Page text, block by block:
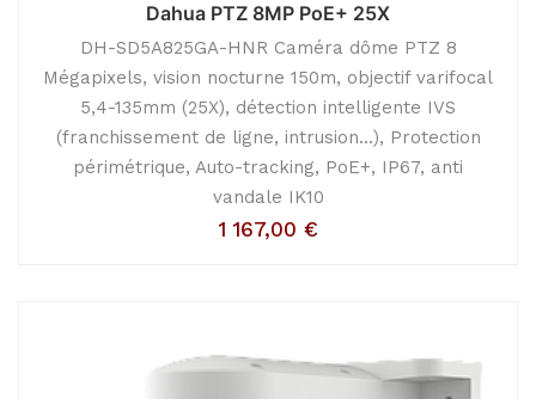
Dahua PTZ 8MP PoE+ 25X
DH-SD5A825GA-HNR Caméra dôme PTZ 8
Mégapixels, vision nocturne 150m, objectif varifocal
5,4-135mm (25X), détection intelligente IVS
(franchissement de ligne, intrusion...), Protection
périmétrique, Auto-tracking, PoE+, IP67, anti
vandale IK10
1 167,00 €